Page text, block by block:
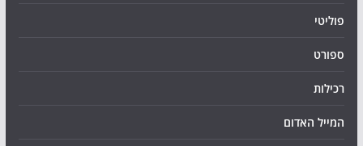
פוליטי
ספורט
רכילות
המייל האדום